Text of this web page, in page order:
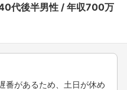
代後半男性
年収700万
番があるため、土日が休め